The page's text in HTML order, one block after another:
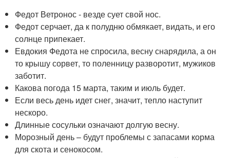
Федот Ветронос - везде сует свой нос.
Федот серчает, да к полудню обмякает, видать, и его
солнце припекает.
Евдокия Федота не спросила, весну снарядила, а он
то крышу сорвет, то поленницу разворотит, мужиков
заботит.
Какова погода 15 марта, таким и июль будет.
Если весь день идет снег, значит, тепло наступит
нескоро.
Длинные сосульки означают долгую весну.
Морозный день – будут проблемы с запасами корма
для скота и сенокосом.